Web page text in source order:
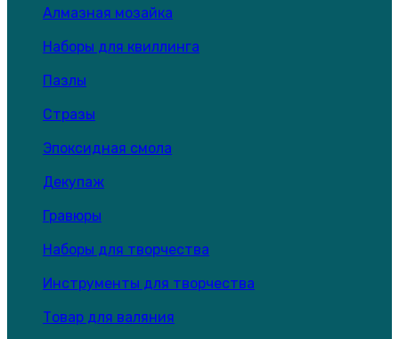
Алмазная мозайка
Наборы для квиллинга
Пазлы
Стразы
Эпоксидная смола
Декупаж
Гравюры
Наборы для творчества
Инструменты для творчества
Товар для валяния